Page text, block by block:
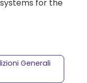
for the
Generali